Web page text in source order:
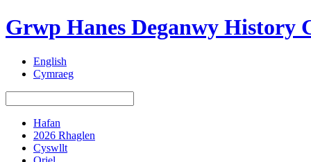
Grwp Hanes Deganwy History
English
Cymraeg
Hafan
2026 Rhaglen
Cyswllt